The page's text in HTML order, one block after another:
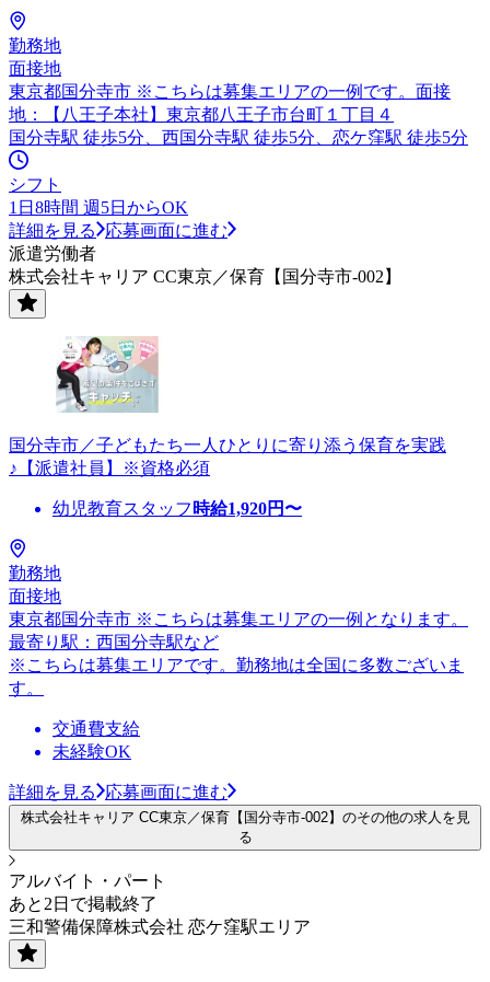
勤務地
面接地
東京都国分寺市 ※こちらは募集エリアの一例です。面接
地：【八王子本社】東京都八王子市台町１丁目４
国分寺駅 徒歩5分、西国分寺駅 徒歩5分、恋ケ窪駅 徒歩5分
シフト
1日8時間 週5日からOK
詳細を見る
応募画面に進む
派遣労働者
株式会社キャリア CC東京／保育【国分寺市-002】
国分寺市／子どもたち一人ひとりに寄り添う保育を実践
♪【派遣社員】※資格必須
幼児教育スタッフ 時給1,920円〜
勤務地
面接地
東京都国分寺市 ※こちらは募集エリアの一例となります。
最寄り駅：西国分寺駅など
※こちらは募集エリアです。勤務地は全国に多数ございま
す。
交通費支給
未経験OK
詳細を見る 応募画面に進む
株式会社キャリア CC東京／保育【国分寺市-002】のその他の求人を見
る
アルバイト・パート
あと2日で掲載終了
三和警備保障株式会社 恋ケ窪駅エリア